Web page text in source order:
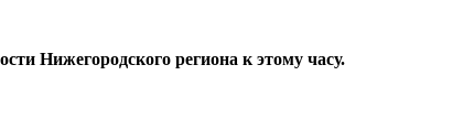
Нижегородского региона к этому часу.